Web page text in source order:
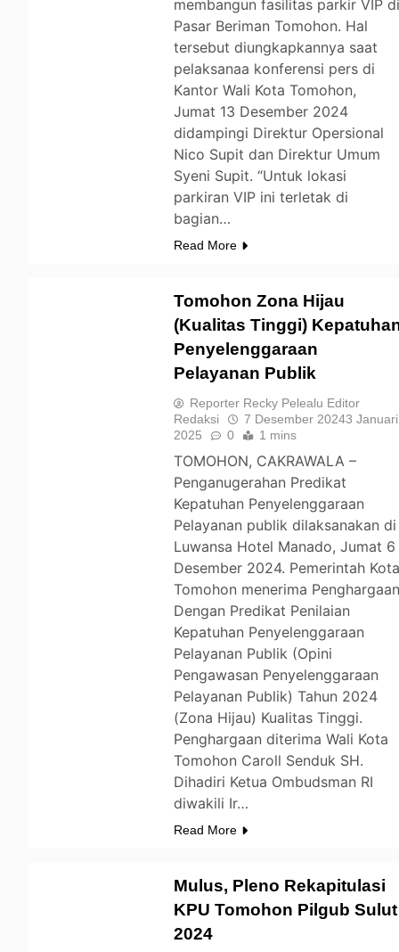
membangun fasilitas parkir VIP
Pasar Beriman Tomohon. Hal
tersebut diungkapkannya saat
pelaksanaa konferensi pers di
Kantor Wali Kota Tomohon,
Jumat 13 Desember 2024
didampingi Direktur Opersional
Nico Supit dan Direktur Umum
Syeni Supit. “Untuk lokasi
parkiran VIP ini terletak di
bagian…
Read More
Tomohon Zona Hijau
(Kualitas Tinggi)
Penyelenggaraan
Pelayanan Publik
Reporter Recky Pelealu Editor
Redaksi
7 Desember 20243 Januari
2025
0 1 mins
TOMOHON, CAKRAWALA –
Penganugerahan Predikat
Kepatuhan Penyelenggaraan
Pelayanan publik dilaksanakan di
Luwansa Hotel Manado, Jumat 6
Desember 2024. Pemerintah
Tomohon menerima
Dengan Predikat Penilaian
Kepatuhan Penyelenggaraan
Pelayanan Publik (Opini
Pengawasan Penyelenggaraan
Pelayanan Publik) Tahun 2024
(Zona Hijau) Kualitas Tinggi.
Penghargaan diterima Wali Kota
Tomohon Caroll Senduk SH.
Dihadiri Ketua Ombudsman RI
diwakili Ir…
Read More
Mulus, Pleno Rekapitulasi
KPU Tomohon Pilgub Sulut
2024